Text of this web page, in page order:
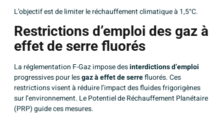
L’objectif est de limiter le réchauffement climatique à 1,5°C.
Restrictions d’emploi des gaz à
effet de serre fluorés
La réglementation F-Gaz impose desinterdictions d’emploi
progressives pour lesgaz à effet de serrefluorés. Ces
restrictions visent à réduire l’impact des fluides frigorigènes
sur l’environnement. Le Potentiel de Réchauffement Planétaire
(PRP) guide ces mesures.